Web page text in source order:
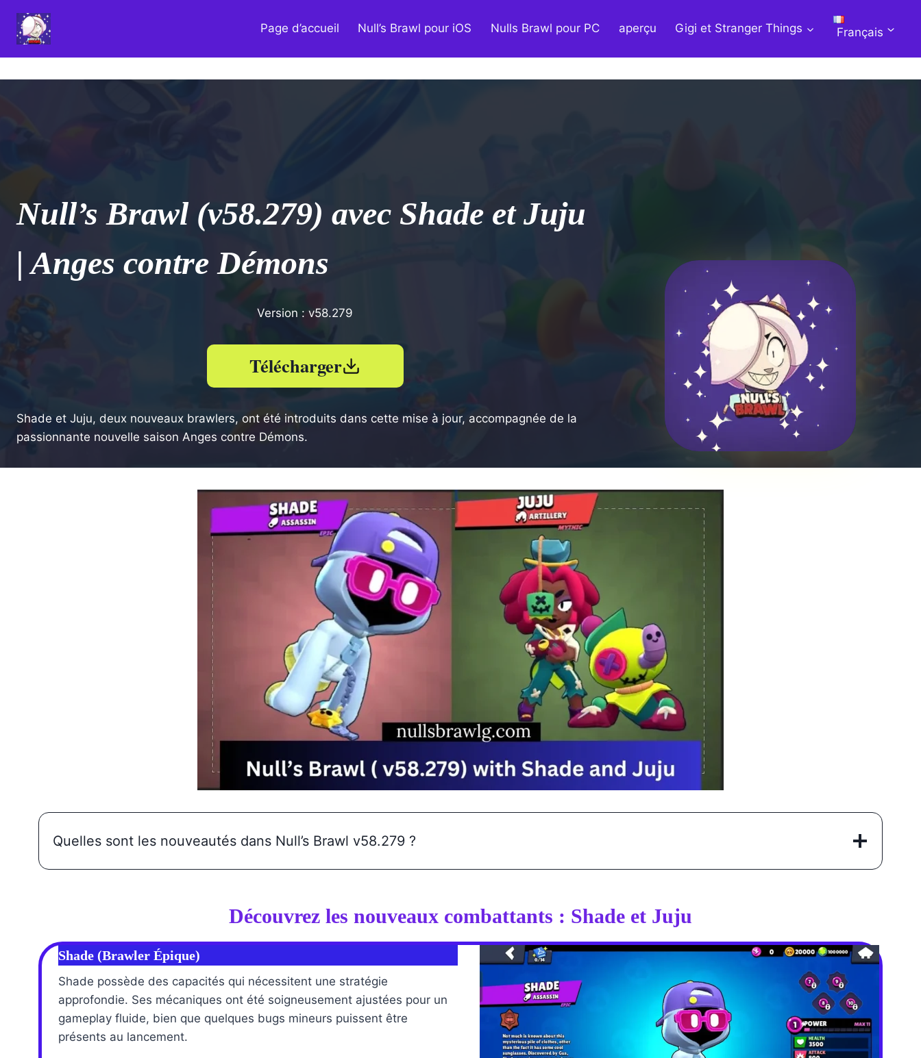
contenu
Page d’accueil Null’s Brawl pour iOS Nulls Brawl pour PC aperçu Gigi et Stranger Things Français
Null’s Brawl (v58.279) avec Shade et Juju
| Anges contre Démons
Version : v58.279
Télécharger
Shade et Juju, deux nouveaux brawlers, ont été introduits dans cette mise à jour, accompagnée de la
passionnante nouvelle saison Anges contre Démons.
Quelles sont les nouveautés dans Null’s Brawl v58.279 ?
Découvrez les nouveaux combattants : Shade et Juju
Shade (Brawler Épique)
Shade possède des capacités qui nécessitent une stratégie
approfondie. Ses mécaniques ont été soigneusement ajustées pour un
gameplay fluide, bien que quelques bugs mineurs puissent être
présents au lancement.